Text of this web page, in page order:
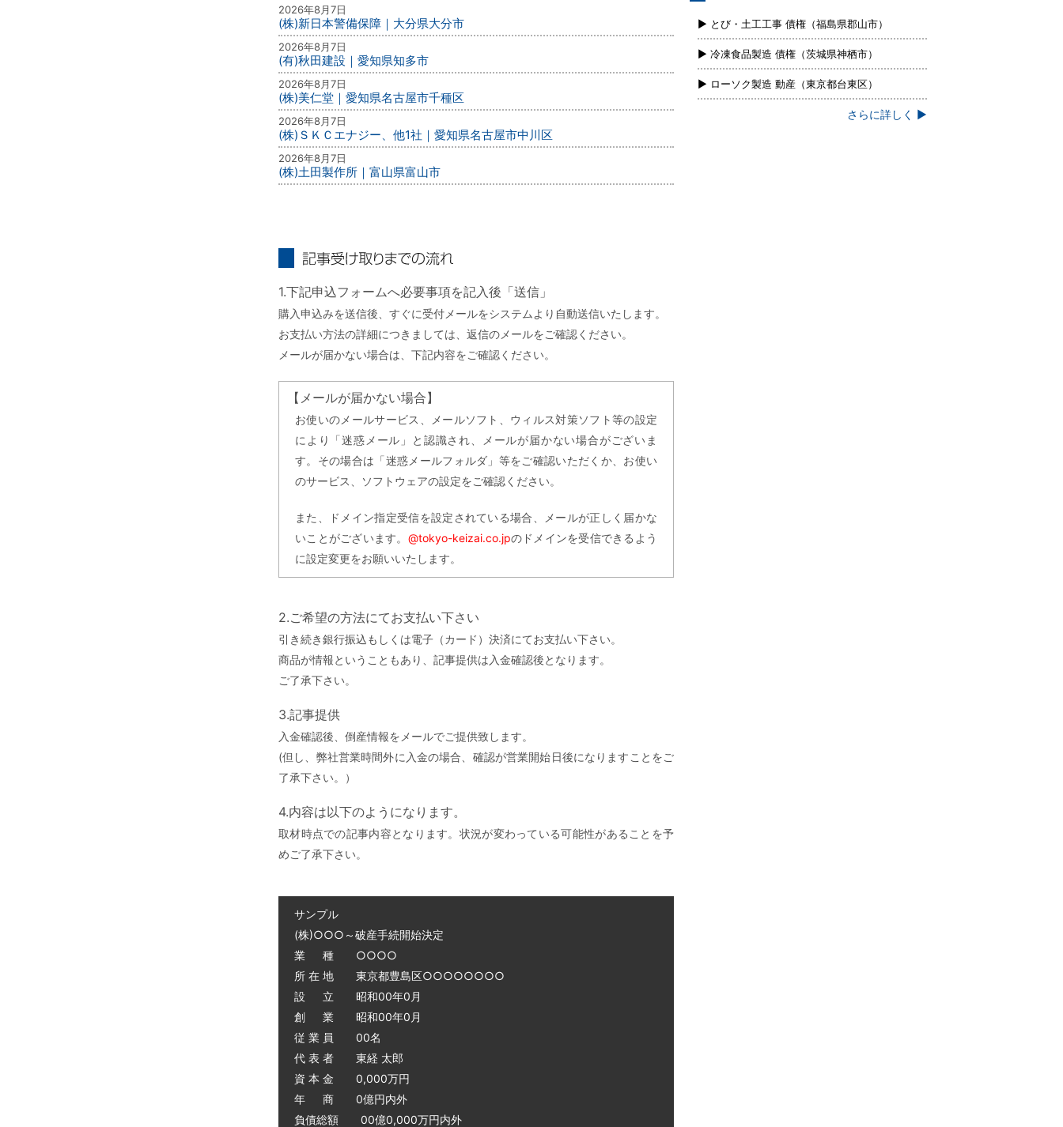
2026年8月7日
(株)新日本警備保障｜大分県大分市
2026年8月7日
(有)秋田建設｜愛知県知多市
2026年8月7日
(株)美仁堂｜愛知県名古屋市千種区
2026年8月7日
(株)ＳＫＣエナジー、他1社｜愛知県名古屋市中川区
2026年8月7日
(株)土田製作所｜富山県富山市
1.下記申込フォームへ必要事項を記入後「送信」
購入申込みを送信後、すぐに受付メールをシステムより自動送信いたします。
お支払い方法の詳細につきましては、返信のメールをご確認ください。
メールが届かない場合は、下記内容をご確認ください。
【メールが届かない場合】
お使いのメールサービス、メールソフト、ウィルス対策ソフト等の設定
により「迷惑メール」と認識され、メールが届かない場合がございま
す。その場合は「迷惑メールフォルダ」等をご確認いただくか、お使い
のサービス、ソフトウェアの設定をご確認ください。
また、ドメイン指定受信を設定されている場合、メールが正しく届かな
いことがございます。 @tokyo-keizai.co.jpのドメインを受信できるよう
に設定変更をお願いいたします。
2.ご希望の方法にてお支払い下さい
引き続き銀行振込もしくは電子（カード）決済にてお支払い下さい。
商品が情報ということもあり、記事提供は入金確認後となります。
ご了承下さい。
3.記事提供
入金確認後、倒産情報をメールでご提供致します。
(但し、弊社営業時間外に入金の場合、確認が営業開始日後になりますことをご
了承下さい。）
4.内容は以下のようになります。
取材時点での記事内容となります。状況が変わっている可能性があることを予
めご了承下さい。
サンプル
(株)○○○～破産手続開始決定
業 種 ○○○○
所 在 地 東京都豊島区○○○○○○○○
設 立 昭和00年0月
創 業 昭和00年0月
従 業 員 00名
代 表 者 東経 太郎
資 本 金 0,000万円
年 商 0億円内外
負債総額 00億0,000万円内外
新）
▶ とび・土工工事 債権（福島県郡山市）
▶ 冷凍食品製造 債権（茨城県神栖市）
▶ ローソク製造 動産（東京都台東区）
さらに詳しく ▶